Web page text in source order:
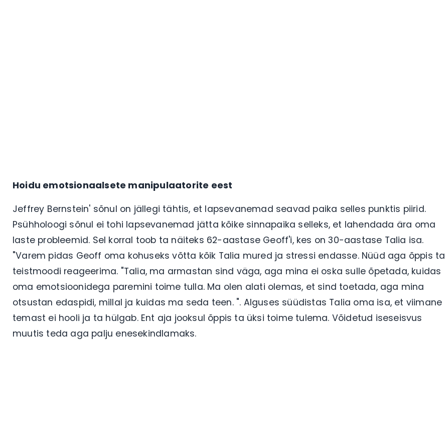
Hoidu emotsionaalsete manipulaatorite eest
Jeffrey Bernstein' sõnul on jällegi tähtis, et lapsevanemad seavad paika selles punktis piirid.
Psühholoogi sõnul ei tohi lapsevanemad jätta kõike sinnapaika selleks, et lahendada ära oma
laste probleemid. Sel korral toob ta näiteks 62-aastase Geoff'i, kes on 30-aastase Talia isa.
"Varem pidas Geoff oma kohuseks võtta kõik Talia mured ja stressi endasse. Nüüd aga õppis ta
teistmoodi reageerima. "Talia, ma armastan sind väga, aga mina ei oska sulle õpetada, kuidas
oma emotsioonidega paremini toime tulla. Ma olen alati olemas, et sind toetada, aga mina
otsustan edaspidi, millal ja kuidas ma seda teen. ". Alguses süüdistas Talia oma isa, et viimane
temast ei hooli ja ta hülgab. Ent aja jooksul õppis ta üksi toime tulema. Võidetud iseseisvus
muutis teda aga palju enesekindlamaks.